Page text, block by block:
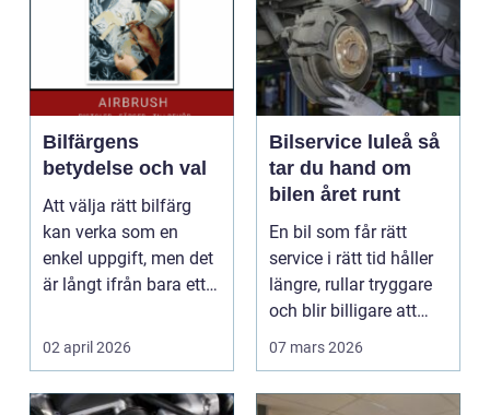
Bilfärgens
betydelse och val
Att välja rätt bilfärg
kan verka som en
enkel uppgift, men det
är långt ifrån bara ett
02 april 2026
Bilservice luleå så
tar du hand om
bilen året runt
En bil som får rätt
service i rätt tid håller
längre, rullar tryggare
och blir billigare att
äga. I ...
07 mars 2026